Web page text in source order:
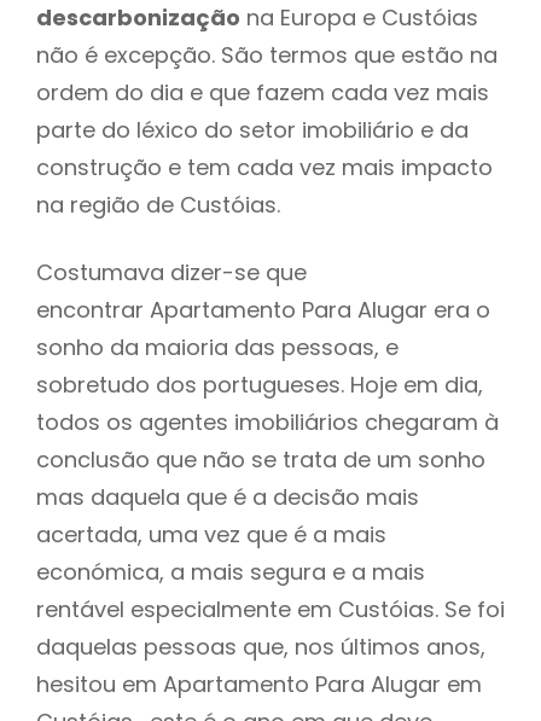
descarbonização na Europa e Custóias
não é excepção. São termos que estão na
ordem do dia e que fazem cada vez mais
parte do léxico do setor imobiliário e da
construção e tem cada vez mais impacto
na região de Custóias.
Costumava dizer-se que
encontrar Apartamento Para Alugar era o
sonho da maioria das pessoas, e
sobretudo dos portugueses. Hoje em dia,
todos os agentes imobiliários chegaram à
conclusão que não se trata de um sonho
mas daquela que é a decisão mais
acertada, uma vez que é a mais
económica, a mais segura e a mais
rentável especialmente em Custóias. Se foi
daquelas pessoas que, nos últimos anos,
hesitou em Apartamento Para Alugar em